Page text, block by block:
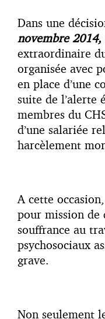
Dans une
novembre 2014,
extraordinaire
organisée avec
en place d’une
suite de l’alerte
membres du
d’une salariée
harcèlement
A cette
pour mission de
souffrance au
psychosociaux
grave.
Non seulement